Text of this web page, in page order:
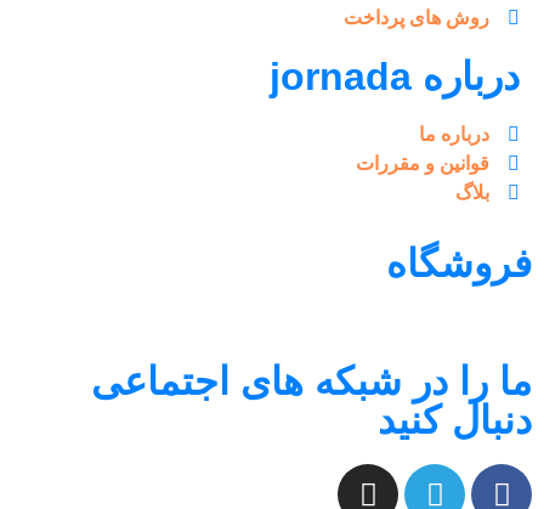
روش های پرداخت
درباره jornada
درباره ما
قوانین و مقررات
بلاگ
فروشگاه
ما را در شبکه های اجتماعی
دنبال کنید